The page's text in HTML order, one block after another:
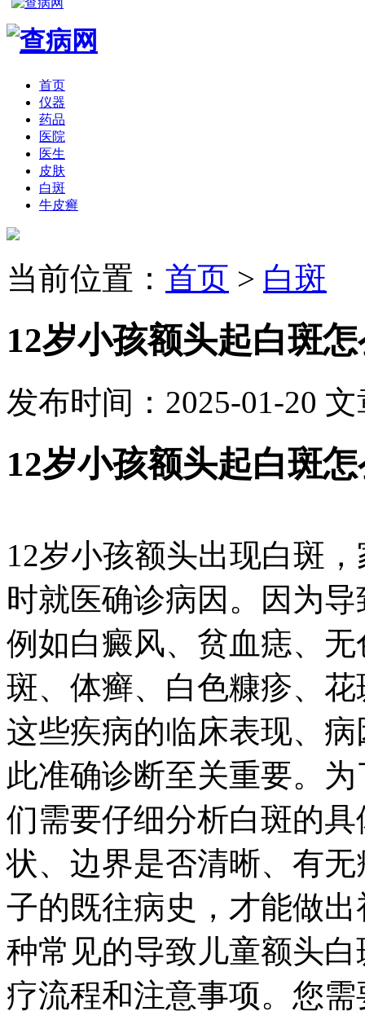
首页
仪器
药品
医院
医生
皮肤
白斑
牛皮癣
当前位置： 首页 > 白斑
12岁小孩额头起白斑
发布时间：2025-01-20 文
12岁小孩额头起白斑
12岁小孩额头出现白斑
时就医确诊病因。因为
例如白癜风、贫血痣、
斑、体癣、白色糠疹、
这些疾病的临床表现、
此准确诊断至关重要。
们需要仔细分析白斑的
状、边界是否清晰、有
子的既往病史，才能做
种常见的导致儿童额头
疗流程和注意事项。您